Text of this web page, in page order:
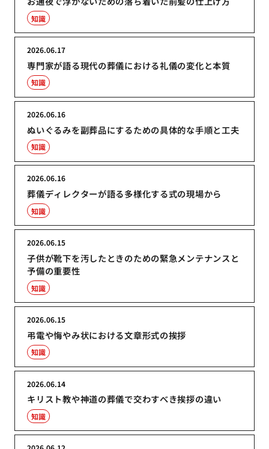
知識
専門家が語る現代の葬儀における礼儀の変化と本質
2026.06.17
知識
ぬいぐるみを副葬品にするための具体的な手順と工夫
2026.06.16
知識
葬儀ディレクターが語る多様化する式の現場から
2026.06.16
知識
子供が靴下を汚したときのための緊急メンテナンスと
予備の重要性
2026.06.15
知識
弔電や悔やみ状における文章形式の挨拶
2026.06.15
知識
キリスト教や神道の葬儀で交わすべき挨拶の違い
2026.06.14
知識